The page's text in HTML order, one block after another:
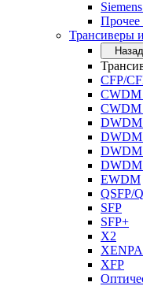
Прочее
Трансиверы
Назад
CFP/
CWDM
CWDM
DWDM
DWDM
EWDM
QSFP/
SFP
SFP+
X2
XFP